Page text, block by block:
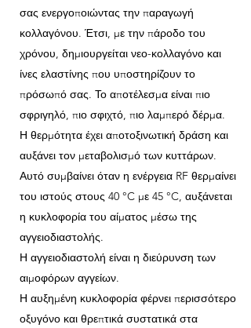
σας ενεργοποιώντας την παραγωγή
κολλαγόνου. Έτσι, με την πάροδο του
χρόνου, δημιουργείται νεο-​​κολλαγόνο και
ίνες ελαστίνης που υποστηρίζουν το
πρόσωπό σας. Το αποτέλεσμα είναι πιο
σφριγηλό, πιο σφιχτό, πιο λαμπερό δέρμα.
Η θερμότητα έχει αποτοξινωτική δράση και
αυξάνει τον μεταβολισμό των κυττάρων.
Αυτό συμβαίνει όταν η ενέργεια RF θερμαίνει
του ιστούς στους 40 °C με 45 °C, αυξάνεται
η κυκλοφορία του αίματος μέσω της
αγγειοδιαστολής.
Η αγγειοδιαστολή είναι η διεύρυνση των
αιμοφόρων αγγείων.
Η αυξημένη κυκλοφορία φέρνει περισσότερο
οξυγόνο και θρεπτικά συστατικά στα